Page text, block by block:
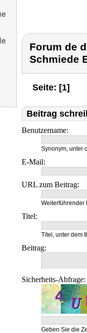
Forum de
Schmiede
Seite: [1]
Beitrag
Benutzername:
Synonym, unter
E-Mail:
URL zum Beitrag:
Weiterführender
Titel:
Titel, unter dem
Beitrag:
Sicherheits-Abfrage:
Geben Sie die